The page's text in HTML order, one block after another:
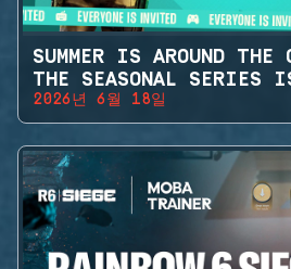
SUMMER IS AROUND THE
THE SEASONAL SERIES
2026년 6월 18일